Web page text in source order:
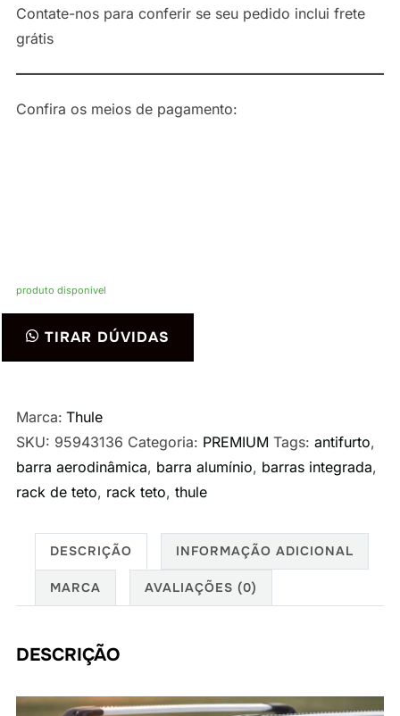
Contate-nos para conferir se seu pedido inclui frete
grátis
Confira os meios de pagamento:
produto disponível
Rack
para
Mercedes
Benz
C
(W205)
Sedan
TIRAR DÚVIDAS
Marca: Thule
SKU: 95943136 Categoria: PREMIUM Tags: antifurto,
barra aerodinâmica, barra alumínio, barras integrada,
rack de teto, rack teto, thule
DESCRIÇÃO INFORMAÇÃO ADICIONAL
MARCA AVALIAÇÕES (0)
DESCRIÇÃO